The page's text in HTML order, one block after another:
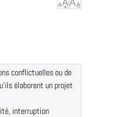
conflictuelles ou de
élaborent un projet
interruption